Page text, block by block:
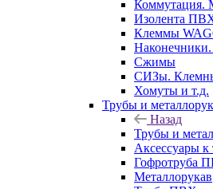
Коммутация.
Изолента
Клеммы
Сжимы
СИЗы.
Хомуты и т.д.
Трубы и
Назад
Трубы и
Аксессуары к
Гофротруба
Металлорукав